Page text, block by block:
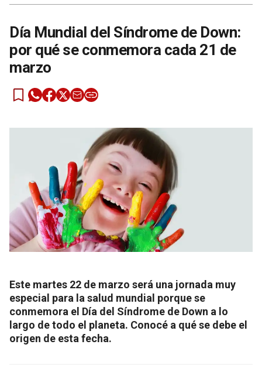
Día Mundial del Síndrome de Down:
por qué se conmemora cada 21 de
marzo
Este martes 22 de marzo será una jornada muy
especial para la salud mundial porque se
conmemora el Día del Síndrome de Down a lo
largo de todo el planeta. Conocé a qué se debe el
origen de esta fecha.